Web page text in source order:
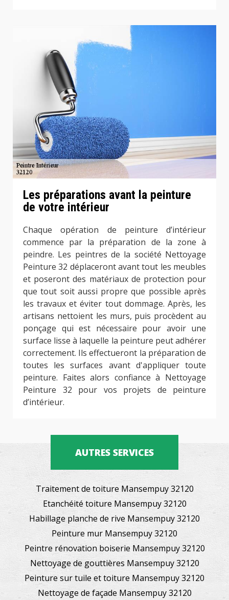
Les préparations avant la peinture
de votre intérieur
Chaque opération de peinture d’intérieur
commence par la préparation de la zone à
peindre. Les peintres de la société Nettoyage
Peinture 32 déplaceront avant tout les meubles
et poseront des matériaux de protection pour
que tout soit aussi propre que possible après
les travaux et éviter tout dommage. Après, les
artisans nettoient les murs, puis procèdent au
ponçage qui est nécessaire pour avoir une
surface lisse à laquelle la peinture peut adhérer
correctement. Ils effectueront la préparation de
toutes les surfaces avant d'appliquer toute
peinture. Faites alors confiance à Nettoyage
Peinture 32 pour vos projets de peinture
d’intérieur.
AUTRES SERVICES
Traitement de toiture Mansempuy 32120
Etanchéité toiture Mansempuy 32120
Habillage planche de rive Mansempuy 32120
Peinture mur Mansempuy 32120
Peintre rénovation boiserie Mansempuy 32120
Nettoyage de gouttières Mansempuy 32120
Peinture sur tuile et toiture Mansempuy 32120
Nettoyage de façade Mansempuy 32120